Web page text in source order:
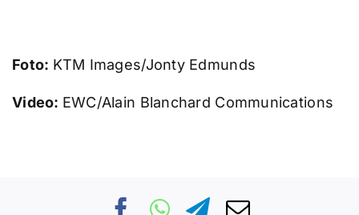
Foto: KTM Images/Jonty Edmunds
Video: EWC/Alain Blanchard Communications